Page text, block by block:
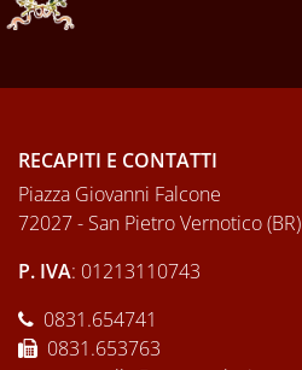
RECAPITI E CONTATTI
Piazza Giovanni Falcone
72027 - San Pietro Vernotico (BR)
P. IVA: 01213110743
0831.654741
0831.653763